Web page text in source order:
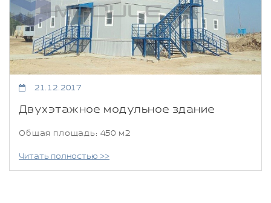
21.12.2017
Двухэтажное модульное здание
Общая площадь: 450 м2
Читать полностью >>